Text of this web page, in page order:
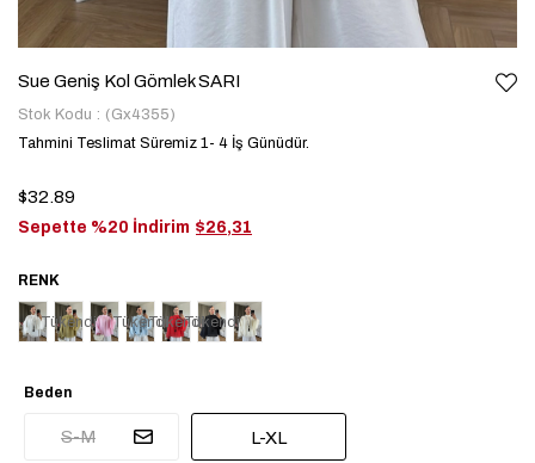
Sue Geniş Kol Gömlek SARI
Stok Kodu
(Gx4355)
Tahmini Teslimat Süremiz 1- 4 İş Günüdür.
$32.89
Sepette %20 İndirim $26,31
Tükendi TükendiTükendiTükendi
Beden
S-M L-XL